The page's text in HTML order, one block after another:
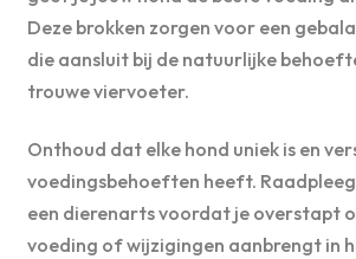
Deze brokken zorgen voor een
die aansluit bij de natuurlijke
trouwe viervoeter.
Onthoud dat elke hond uniek is en
voedingsbehoeften heeft.
een dierenarts voordat je overstapt
voeding of wijzigingen aanbrengt in